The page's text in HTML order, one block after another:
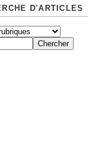
D'ARTICLES